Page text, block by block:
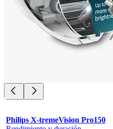
Philips X-tremeVision Pro150